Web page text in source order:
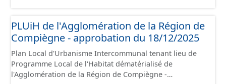
économique et social, pour lutter prioritairement contre
la dévitalisation des centres-villes. L’ORT vise une
requalification d’ensemble d’un centre-ville dont elle
facilite la rénovation du parc de logements, de locaux
commerciaux et artisanaux, et plus globalement le tissu
urbain, pour créer un cadre de vie attractif propice au
PLUiH de l'Agglomération de la Région de
Compiègne - approbation du 18/12/2025
Plan Local d'Urbanisme Intercommunal tenant lieu de
Programme Local de l'Habitat dématérialisé de
l'Agglomération de la Région de Compiègne -